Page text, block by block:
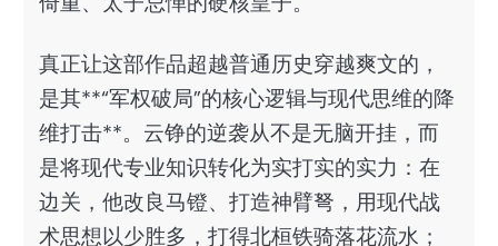
真正让这部作品超越普通历史穿越爽文的，
是其**“军权破局”的核心逻辑与现代思维的降
维打击**。云铮的逆袭从不是无脑开挂，而
是将现代专业知识转化为实打实的实力：在
边关，他改良马镫、打造神臂弩，用现代战
术思想以少胜多，打得北桓铁骑落花流水；